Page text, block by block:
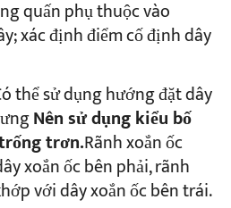
quấn phụ thuộc vào
xác định điểm cố định dây
thể sử dụng hướng đặt dây
Nên sử dụng kiểu bố
trơn.Rãnh xoắn ốc
xoắn ốc bên phải, rãnh
với dây xoắn ốc bên trái.